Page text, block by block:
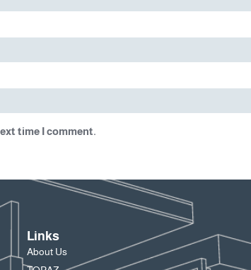
time I comment.
About Us
Links